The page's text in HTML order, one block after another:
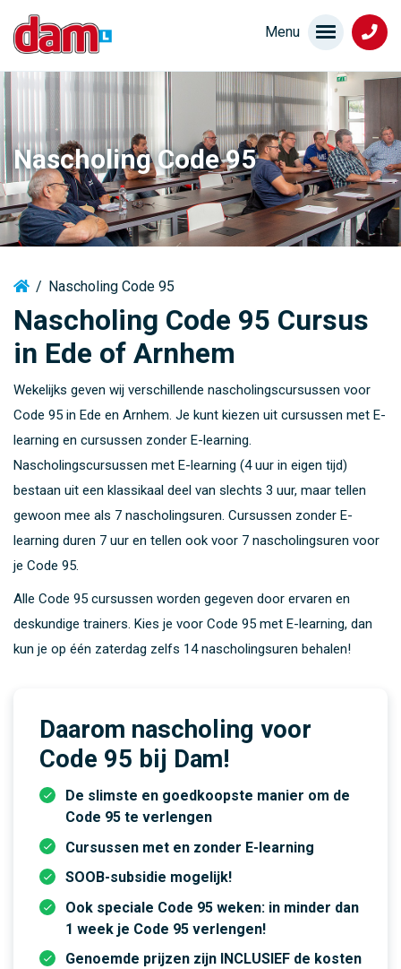
Nascholing Code 95
/ Nascholing Code 95
Nascholing Code 95 Cursus
in Ede of Arnhem
Wekelijks geven wij verschillende nascholingscursussen voor
Code 95 in Ede en Arnhem. Je kunt kiezen uit cursussen met E-
learning en cursussen zonder E-learning.
Nascholingscursussen met E-learning (4 uur in eigen tijd)
bestaan uit een klassikaal deel van slechts 3 uur, maar tellen
gewoon mee als 7 nascholingsuren. Cursussen zonder E-
learning duren 7 uur en tellen ook voor 7 nascholingsuren voor
je Code 95.
Alle Code 95 cursussen worden gegeven door ervaren en
deskundige trainers. Kies je voor Code 95 met E-learning, dan
kun je op één zaterdag zelfs 14 nascholingsuren behalen!
Daarom nascholing voor
Code 95 bij Dam!
De slimste en goedkoopste manier om de
Code 95 te verlengen
Cursussen met en zonder E-learning
SOOB-subsidie mogelijk!
Ook speciale Code 95 weken: in minder dan
1 week je Code 95 verlengen!
Genoemde prijzen zijn INCLUSIEF de kosten